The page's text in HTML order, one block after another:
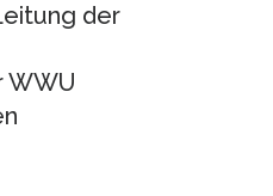
der
WWU